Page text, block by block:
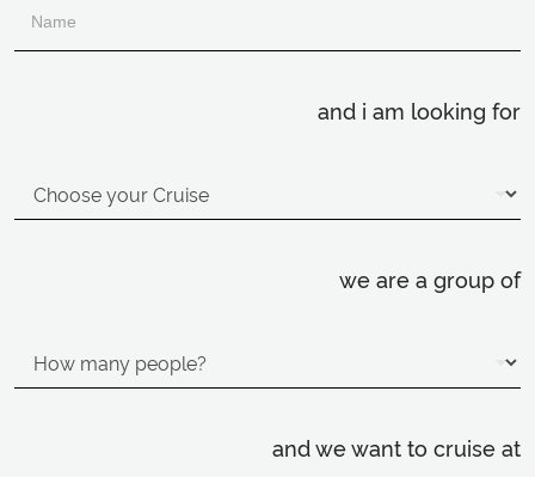
and i am looking for
we are a group of
and we want to cruise at